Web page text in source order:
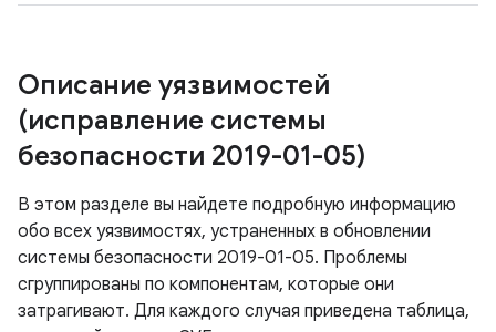
Описание уязвимостей
(исправление системы
безопасности 2019-01-05)
В этом разделе вы найдете подробную информацию
обо всех уязвимостях, устраненных в обновлении
системы безопасности 2019-01-05. Проблемы
сгруппированы по компонентам, которые они
затрагивают. Для каждого случая приведена таблица,